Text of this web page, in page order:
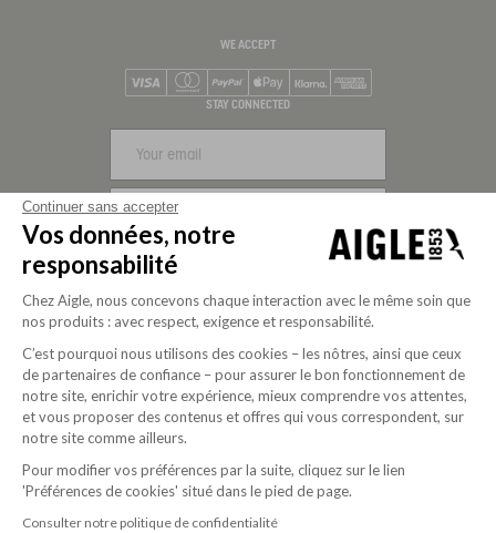
WE ACCEPT
Mastercard
PayPalApple Pay
STAY CONNECTED
Purpose-driven company since 2020
Continuer sans accepter
Vos données, notre
responsabilité
Chez Aigle, nous concevons chaque interaction avec le même soin que
nos produits : avec respect, exigence et responsabilité.
C’est pourquoi nous utilisons des cookies – les nôtres, ainsi que ceux
de partenaires de confiance – pour assurer le bon fonctionnement de
notre site, enrichir votre expérience, mieux comprendre vos attentes,
et vous proposer des contenus et offres qui vous correspondent, sur
notre site comme ailleurs.
Pour modifier vos préférences par la suite, cliquez sur le lien
'Préférences de cookies' situé dans le pied de page.
Consulter notre politique de confidentialité